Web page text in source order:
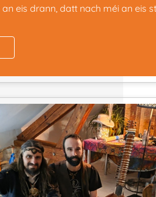
eis drann, datt nach méi an eis